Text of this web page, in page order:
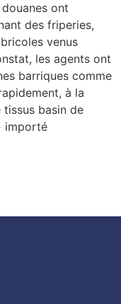
ont
des friperies,
venus
les agents ont
barriques comme
à la
basin de
importé